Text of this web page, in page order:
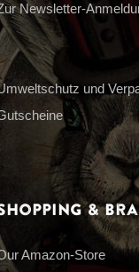
Newsletter-
und
&
Amazon-Store